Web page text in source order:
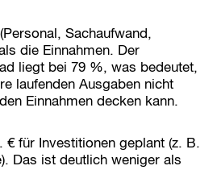
Sachaufwand,
die Einnahmen. Der
liegt bei 79 %, was bedeutet,
laufenden Ausgaben nicht
Einnahmen decken kann.
€ für Investitionen geplant (z. B.
Das ist deutlich weniger als